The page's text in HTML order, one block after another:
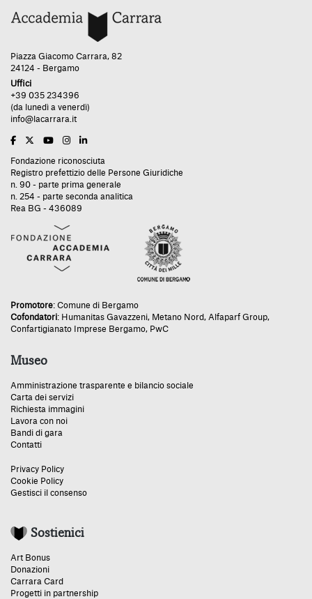
Piazza Giacomo Carrara, 82
24124 - Bergamo
Uffici
+39 035 234396
(da lunedì a venerdì)
info@lacarrara.it
Fondazione riconosciuta
Registro prefettizio delle Persone Giuridiche
n. 90 - parte prima generale
n. 254 - parte seconda analitica
Rea BG - 436089
Promotore: Comune di Bergamo
Cofondatori: Humanitas Gavazzeni, Metano Nord, Alfaparf Group,
Confartigianato Imprese Bergamo, PwC
Museo
Amministrazione trasparente e bilancio sociale
Carta dei servizi
Richiesta immagini
Lavora con noi
Bandi di gara
Contatti
Privacy Policy
Cookie Policy
Gestisci il consenso
Sostienici
Art Bonus
Donazioni
Carrara Card
Progetti in partnership